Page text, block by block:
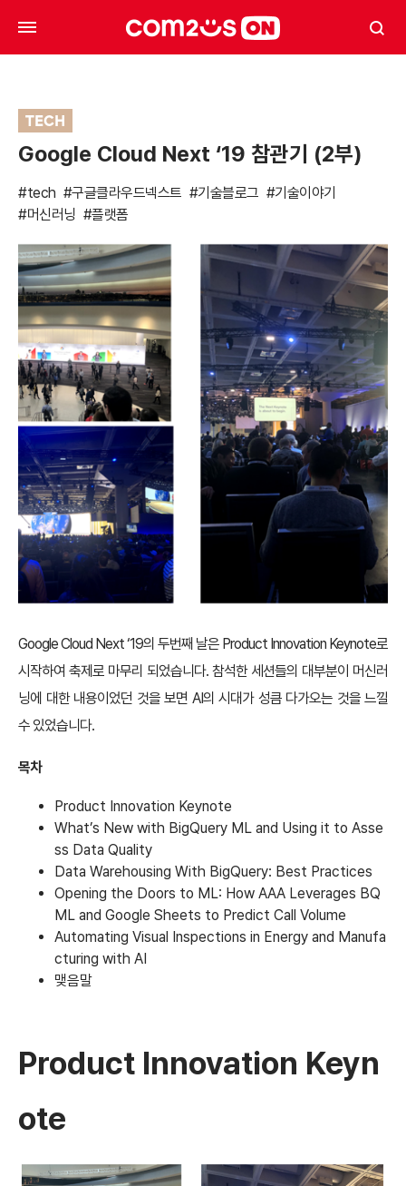
TECH
Google Cloud Next ‘19 참관기 (2부)
#tech #구글클라우드넥스트 #기술블로그 #기술이야기
#머신러닝 #플랫폼
Google Cloud Next ‘19의 두번째 날은 Product Innovation Keynote로
시작하여 축제로 마무리 되었습니다. 참석한 세션들의 대부분이 머신러
닝에 대한 내용이었던 것을 보면 AI의 시대가 성큼 다가오는 것을 느낄
수 있었습니다.
목차
Product Innovation Keynote
What’s New with BigQuery ML and Using it to Asse
ss Data Quality
Data Warehousing With BigQuery: Best Practices
Opening the Doors to ML: How AAA Leverages BQ
ML and Google Sheets to Predict Call Volume
Automating Visual Inspections in Energy and Manufa
cturing with AI
맺음말
Product Innovation Keyn
ote